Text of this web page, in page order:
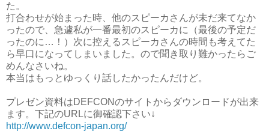
た。
打合わせが始まった時、他のスピーカさんが未だ来てなか
ったので、急遽私が一番最初のスピーカに（最後の予定だ
ったのに…！）次に控えるスピーカさんの時間も考えてた
ら早口になってしまいました。ので聞き取り難かったらご
めんなさいね。
本当はもっとゆっくり話したかったんだけど。
プレゼン資料はDEFCONのサイトからダウンロードが出来
ます。下記のURLに御確認下さい↓
http://www.defcon-japan.org/